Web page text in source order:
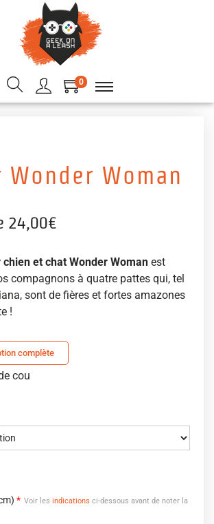
0
Wonder Woman
24,00€
et chat Wonder Woman est
compagnons à quatre pattes qui, tel
sont de fières et fortes amazones
!
complète
cou
* Voir les indications ci-dessous avant de noter la